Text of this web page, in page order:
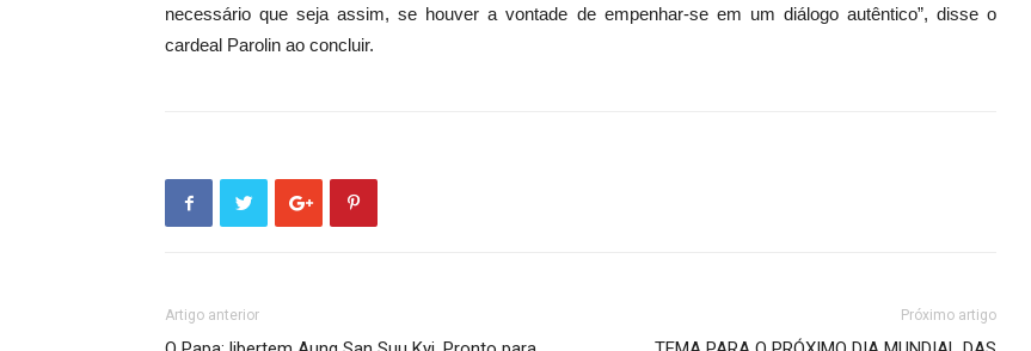
necessário que seja assim, se houver a vontade de empenhar-se em um diálogo autêntico”, disse o
cardeal Parolin ao concluir.
Artigo anterior Próximo artigo